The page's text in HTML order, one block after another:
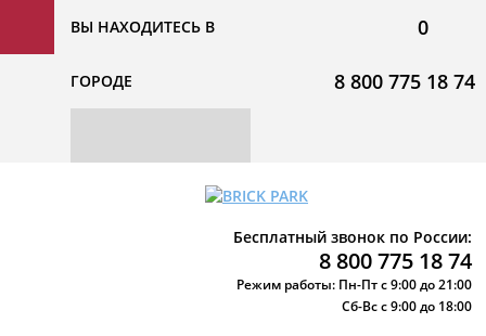
ВЫ НАХОДИТЕСЬ В
ГОРОДЕ
0
8 800 775 18 74
Бесплатный звонок по России:
8 800 775 18 74
Режим работы: Пн-Пт с 9:00 до 21:00
Сб-Вс с 9:00 до 18:00